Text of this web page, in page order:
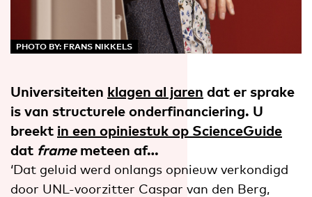
PHOTO BY: FRANS NIKKELS
Universiteiten klagen al jaren dat er sprake
is van structurele onderfinanciering. U
breekt in een opiniestuk op ScienceGuide
dat frame meteen af…
‘Dat geluid werd onlangs opnieuw verkondigd
door UNL-voorzitter Caspar van den Berg,